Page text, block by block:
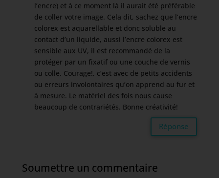
l’encre) et à ce moment là il aurait été préférable
de coller votre image. Cela dit, sachez que l’encre
colorex est aquarellable et donc soluble au
contact d’un liquide, aussi l’encre colorex est
sensible aux UV, il est recommandé de la
protéger par un fixatif ou une couche de vernis
ou colle. Courage!, c’est avec de petits accidents
ou erreurs involontaires qu’on apprend au fur et
à mesure. Le matériel des fois nous cause
beaucoup de contrariétés. Bonne créativité!
Réponse
Soumettre un commentaire